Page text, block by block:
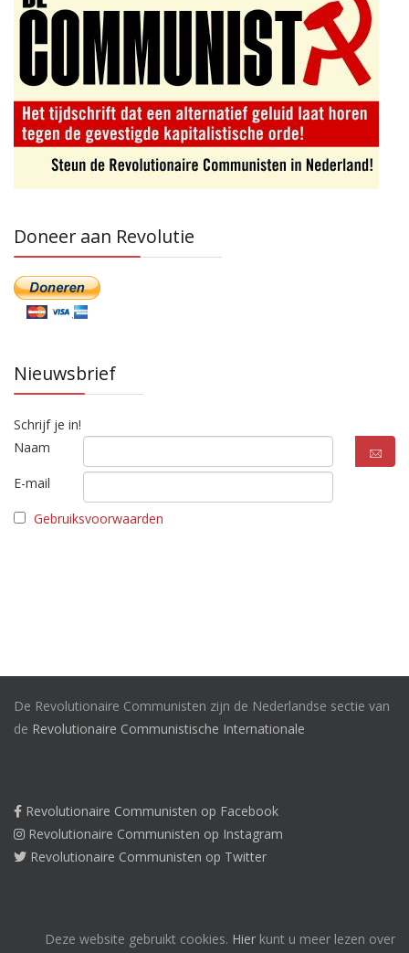
Doneer aan Revolutie
Nieuwsbrief
Schrijf je in!
Naam
E-mail
Gebruiksvoorwaarden
De Revolutionaire Communisten zijn de Nederlandse sectie van
de Revolutionaire Communistische Internationale
Revolutionaire Communisten op Facebook
Revolutionaire Communisten op Instagram
Revolutionaire Communisten op Twitter
Deze website gebruikt cookies. Hier kunt u meer lezen over